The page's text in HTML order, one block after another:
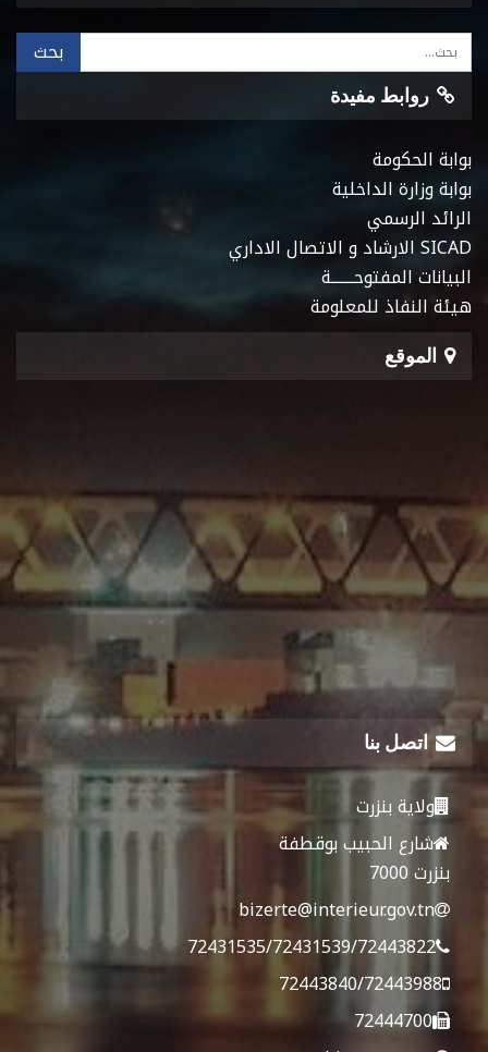
روابط مفيدة
بوابة الحكومة
بوابة وزارة الداخلية
الرائد الرسمي
SICAD الارشاد و الاتصال الاداري
البيانات المفتوحـــــــة
هيئة النفاذ للمعلومة
الموقع
اتصل بنا
ولاية بنزرت
شارع الحبيب بوقطفة
بنزرت 7000
bizerte@interieur.gov.tn
72431535/72431539/72443822
72443840/72443988
72444700